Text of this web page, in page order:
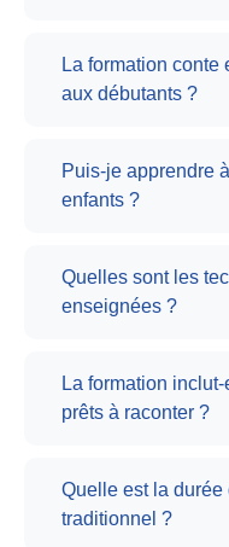
La formation
aux débutants ?
Puis-je apprendre
enfants ?
Quelles sont les
enseignées ?
La formation
prêts à raconter ?
Quelle est la durée
traditionnel ?